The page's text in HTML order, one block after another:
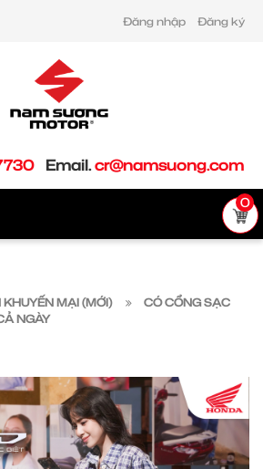
Đăng nhập Đăng ký
Email.cr@namsuong.com
0
KHUYẾN MẠI (MỚI)
CÓ CỔNG SẠC
NGÀY